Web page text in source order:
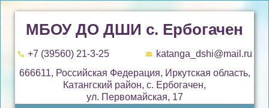
МБОУ ДО ДШИ с. Ербогачен
+7 (39560) 21-3-25
katanga_dshi@mail.ru
666611, Российская Федерация, Иркутская область,
Катангский район, с. Ербогачен,
ул. Первомайская, 17